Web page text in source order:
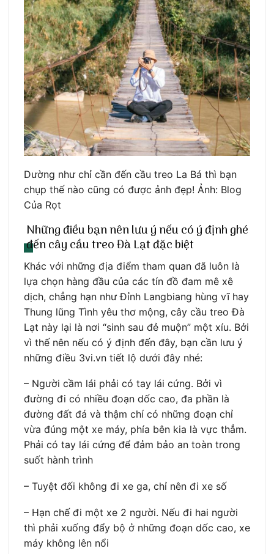
Dường như chỉ cần đến cầu treo La Bá thì bạn
chụp thế nào cũng có được ảnh đẹp! Ảnh: Blog
Của Rọt
Những điều bạn nên lưu ý nếu có ý định ghé
đến cây cầu treo Đà Lạt đặc biệt
Khác với những địa điểm tham quan đã luôn là
lựa chọn hàng đầu của các tín đồ đam mê xê
dịch, chẳng hạn như Đỉnh Langbiang hùng vĩ hay
Thung lũng Tình yêu thơ mộng, cây cầu treo Đà
Lạt này lại là nơi “sinh sau đẻ muộn” một xíu. Bởi
vì thế nên nếu có ý định đến đây, bạn cần lưu ý
những điều 3vi.vn tiết lộ dưới đây nhé:
– Người cầm lái phải có tay lái cứng. Bởi vì
đường đi có nhiều đoạn dốc cao, đa phần là
đường đất đá và thậm chí có những đoạn chỉ
vừa đúng một xe máy, phía bên kia là vực thẳm.
Phải có tay lái cứng để đảm bảo an toàn trong
suốt hành trình
– Tuyệt đối không đi xe ga, chỉ nên đi xe số
– Hạn chế đi một xe 2 người. Nếu đi hai người
thì phải xuống đẩy bộ ở những đoạn dốc cao, xe
máy không lên nổi